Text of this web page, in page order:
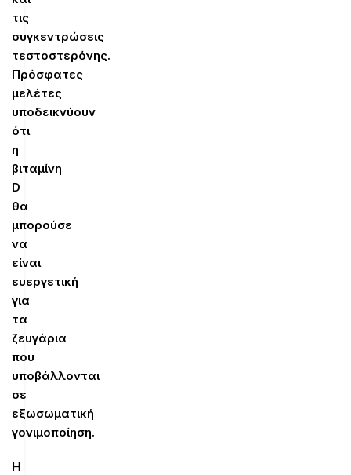
τις
συγκεντρώσεις
τεστοστερόνης.
Πρόσφατες
μελέτες
υποδεικνύουν
ότι
η
βιταμίνη
D
θα
μπορούσε
να
είναι
ευεργετική
για
τα
ζευγάρια
που
υποβάλλονται
σε
εξωσωματική
γονιμοποίηση.
Η